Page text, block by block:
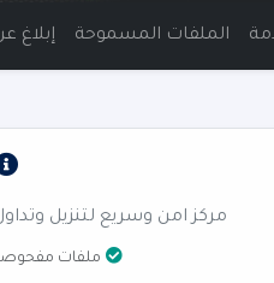
الملفات المسموحة إبلاغ
مركز امن وسريع لتنزيل
ملفات مفحوصة